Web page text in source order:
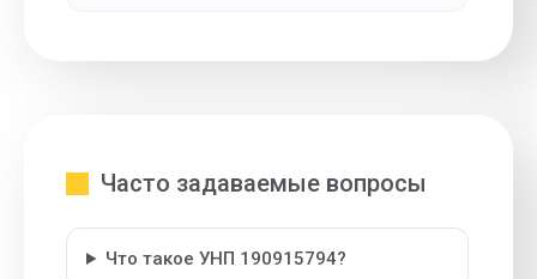
Часто задаваемые вопросы
Что такое УНП 190915794?